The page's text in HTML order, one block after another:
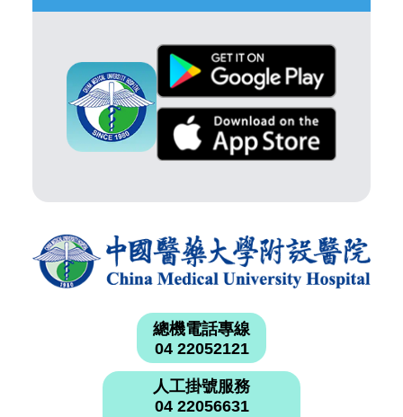
總機電話專線
04 22052121
人工掛號服務
04 22056631